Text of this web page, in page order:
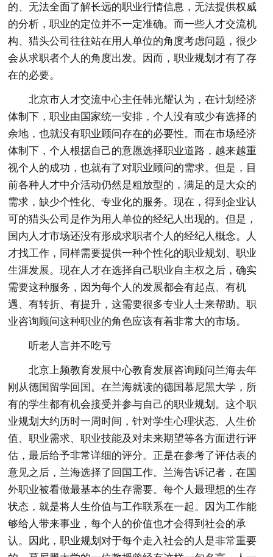
的、无法全面了解长远的职业行情信息，无法提供权威
的分析，职业的定位并不一定准确。而一些人才交流机
构、猎头公司往往站在用人单位的角度考虑问题，很少
会从求职者个人的角度出发。因而，职业规划才有了存
在的必要。
北京市人才交流中心主任韩光耀认为，在计划经济
体制下，职业由国家统一安排，个人没有或少有选择的
余地，也就没有职业顾问存在的必要性。而在市场经济
体制下，个人根据自己的意愿选择职业道路，越来越重
视个人的成功，也就有了对职业顾问的需求。但是，目
前各种人才中介活动仍然是粗放型的，满足的是大众的
需求，缺少个性化、专业化的服务。现在，得到企业认
可的猎头公司是作为用人单位的经纪人出现的。但是，
国内人才市场还没有形成求职者个人的经纪人概念。人
才找工作，同样需要提供一种个性化的职业规划、职业
生涯发展。现在人才在选择自己职业自主权之后，确实
需要这种服务，因为每个人的发展都会有起点、有机
遇、有转折、有提升，这需要很多专业人士来帮助。职
业咨询顾问这种职业的角色应该有着非常大的市场。
听老人言并不吃亏
北京上频教育发展中心教育发展咨询顾问兰海去年
刚从德国留学回国。在兰海就读的德国慕尼黑大学，所
有的学生都有机会接受并参与自己的职业规划。这个职
业规划大约历时一周时间，针对学生心理状态、人生价
值、职业需求、职业技能及对未来期望等各方面进行评
估，最后给予非常详细的评分。正是在参考了评估表的
意见之后，兰海选择了回国工作。兰海告诉记者，在国
外职业被看做最基本的生存需要。每个人最理想的生存
状态，就是将人生价值与工作联系在一起。因为工作能
够给人带来事业，每个人的价值也才会得到社会的承
认。因此，职业规划对于每个走入社会的人是非常重要